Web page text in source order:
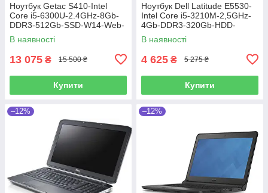
Ноутбук Getac S410-Intel
Core i5-6300U-2.4GHz-8Gb-
DDR3-512Gb-SSD-W14-Web-
FHD-IPS-(4G Modem)-(B)-Б/В
В наявності
13 075 ₴ 15 500 ₴
Купити
Ноутбук Dell Latitude E5530-
Intel Core i5-3210M-2,5GHz-
4Gb-DDR3-320Gb-HDD-
W15,6-FHD-Web-(B)-Б/В
В наявності
4 625 ₴ 5 275 ₴
Купити
–12% –12%